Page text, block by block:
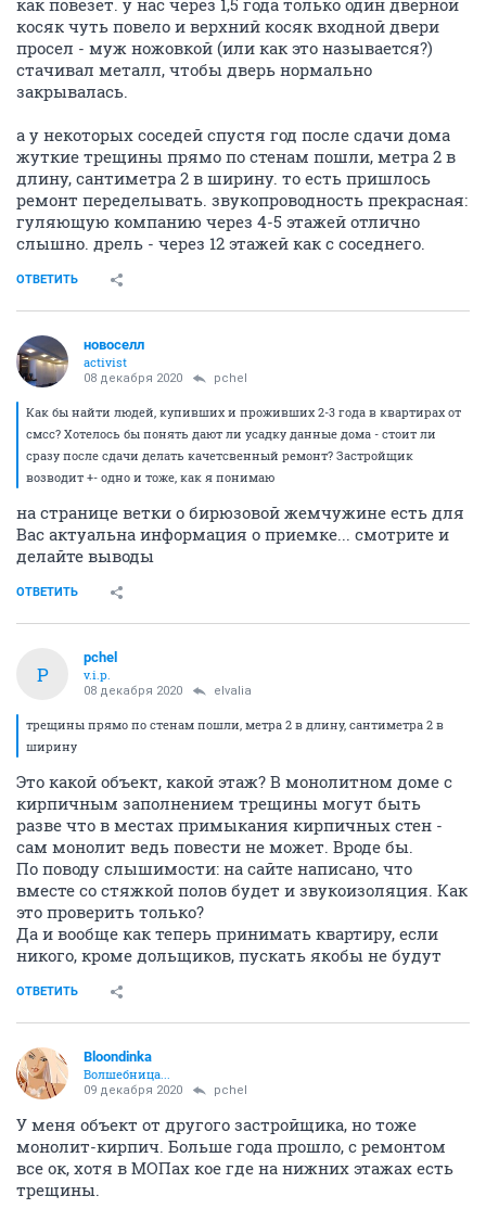
как повезет. у нас через 1,5 года только один дверной
косяк чуть повело и верхний косяк входной двери
просел - муж ножовкой (или как это называется?)
стачивал металл, чтобы дверь нормально
закрывалась.
а у некоторых соседей спустя год после сдачи дома
жуткие трещины прямо по стенам пошли, метра 2 в
длину, сантиметра 2 в ширину. то есть пришлось
ремонт переделывать. звукопроводность прекрасная:
гуляющую компанию через 4-5 этажей отлично
слышно. дрель - через 12 этажей как с соседнего.
ОТВЕТИТЬ
новоселл
activist
08 декабря 2020 pchel
Как бы найти людей, купивших и проживших 2-3 года в квартирах от
смсс? Хотелось бы понять дают ли усадку данные дома - стоит ли
сразу после сдачи делать качетсвенный ремонт? Застройщик
возводит +- одно и тоже, как я понимаю
на странице ветки о бирюзовой жемчужине есть для
Вас актуальна информация о приемке... смотрите и
делайте выводы
ОТВЕТИТЬ
P
pchel
v.i.p.
08 декабря 2020 elvalia
трещины прямо по стенам пошли, метра 2 в длину, сантиметра 2 в
ширину
Это какой объект, какой этаж? В монолитном доме с
кирпичным заполнением трещины могут быть
разве что в местах примыкания кирпичных стен -
сам монолит ведь повести не может. Вроде бы.
По поводу слышимости: на сайте написано, что
вместе со стяжкой полов будет и звукоизоляция. Как
это проверить только?
Да и вообще как теперь принимать квартиру, если
никого, кроме дольщиков, пускать якобы не будут
ОТВЕТИТЬ
Bloondinka
Волшебница...
09 декабря 2020 pchel
У меня объект от другого застройщика, но тоже
монолит-кирпич. Больше года прошло, с ремонтом
все ок, хотя в МОПах кое где на нижних этажах есть
трещины.